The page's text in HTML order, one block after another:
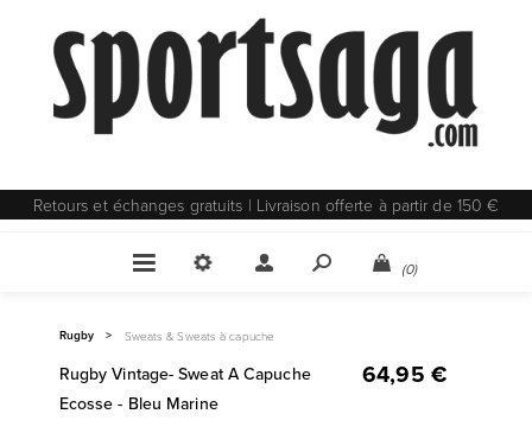
Retours et échanges gratuits | Livraison offerte à partir de 150 €
(0)
Rugby > Sweats & Sweats à capuche
Rugby Vintage- Sweat A Capuche
Ecosse - Bleu Marine
64,95 €